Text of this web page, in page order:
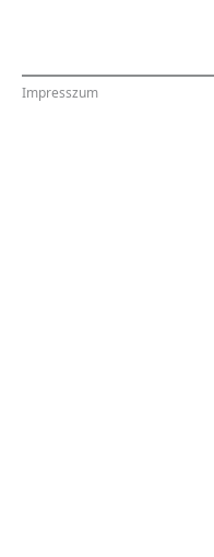
Impresszum